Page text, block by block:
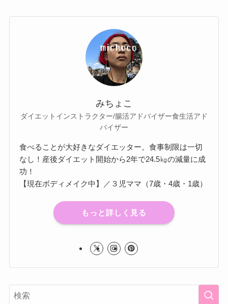
みちょこ
ダイエットインストラクター/腸活アドバイザー食生活アド
バイザー
食べることが大好きなダイエッター。食事制限は一切
なし！産後ダイエット開始から2年で24.5㎏の減量に成
功！
【現在ボディメイク中】／３児ママ（7歳・4歳・1歳）
もっと詳しく見る